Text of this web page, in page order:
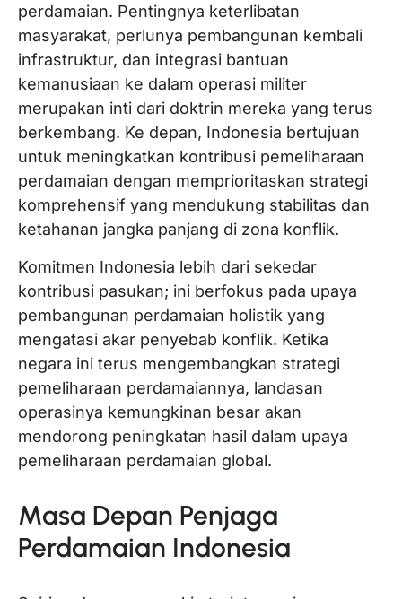
perdamaian. Pentingnya keterlibatan
masyarakat, perlunya pembangunan kembali
infrastruktur, dan integrasi bantuan
kemanusiaan ke dalam operasi militer
merupakan inti dari doktrin mereka yang terus
berkembang. Ke depan, Indonesia bertujuan
untuk meningkatkan kontribusi pemeliharaan
perdamaian dengan memprioritaskan strategi
komprehensif yang mendukung stabilitas dan
ketahanan jangka panjang di zona konflik.
Komitmen Indonesia lebih dari sekedar
kontribusi pasukan; ini berfokus pada upaya
pembangunan perdamaian holistik yang
mengatasi akar penyebab konflik. Ketika
negara ini terus mengembangkan strategi
pemeliharaan perdamaiannya, landasan
operasinya kemungkinan besar akan
mendorong peningkatan hasil dalam upaya
pemeliharaan perdamaian global.
Masa Depan Penjaga
Perdamaian Indonesia